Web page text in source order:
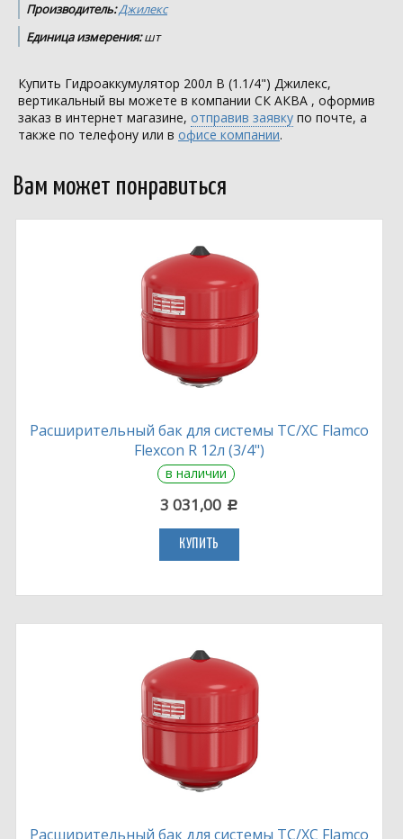
Производитель:Джилекс
Единица измерения:шт
Купить Гидроаккумулятор 200л В (1.1/4") Джилекс,
вертикальный вы можете в компании СК АКВА , оформив
заказ в интернет магазине, отправив заявку по почте, а
также по телефону или в офисе компании.
Вам может понравиться
Расширительный бак для системы ТС/ХС Flamco
Flexcon R 12л (3/4")
в наличии
3 031,00 c
КУПИТЬ
Расширительный бак для системы ТС/ХС Flamco